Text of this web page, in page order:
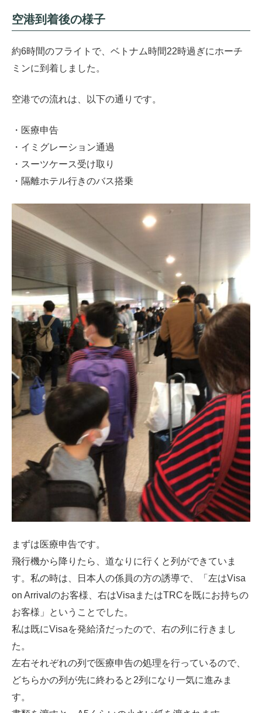
空港到着後の様子
約6時間のフライトで、ベトナム時間22時過ぎにホーチ
ミンに到着しました。
空港での流れは、以下の通りです。
・医療申告
・イミグレーション通過
・スーツケース受け取り
・隔離ホテル行きのバス搭乗
まずは医療申告です。
飛行機から降りたら、道なりに行くと列ができていま
す。私の時は、日本人の係員の方の誘導で、「左はVisa
on Arrivalのお客様、右はVisaまたはTRCを既にお持ちの
お客様」ということでした。
私は既にVisaを発給済だったので、右の列に行きまし
た。
左右それぞれの列で医療申告の処理を行っているので、
どちらかの列が先に終わると2列になり一気に進みま
す。